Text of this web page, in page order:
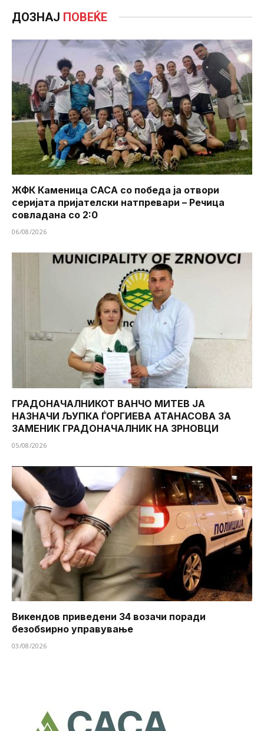
ДОЗНАЈ ПОВЕЌЕ
ЖФК Каменица САСА со победа ја отвори
серијата пријателски натпревари – Речица
совладана со 2:0
06/08/2026
ГРАДОНАЧАЛНИКОТ ВАНЧО МИТЕВ ЈА
НАЗНАЧИ ЉУПКА ЃОРГИЕВА АТАНАСОВА ЗА
ЗАМЕНИК ГРАДОНАЧАЛНИК НА ЗРНОВЦИ
05/08/2026
Викендов приведени 34 возачи поради
безобѕирно управување
03/08/2026